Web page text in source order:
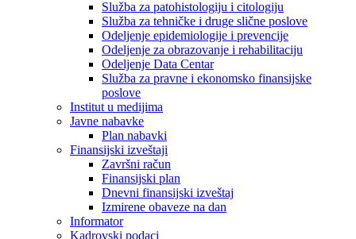
Služba za patohistologiju i citologiju
Služba za tehničke i druge slične poslove
Odeljenje epidemiologije i prevencije
Odeljenje za obrazovanje i rehabilitaciju
Odeljenje Data Centar
Služba za pravne i ekonomsko finansijske
poslove
Institut u medijima
Javne nabavke
Plan nabavki
Finansijski izveštaji
Završni račun
Finansijski plan
Dnevni finansijski izveštaj
Izmirene obaveze na dan
Informator
Kadrovski podaci